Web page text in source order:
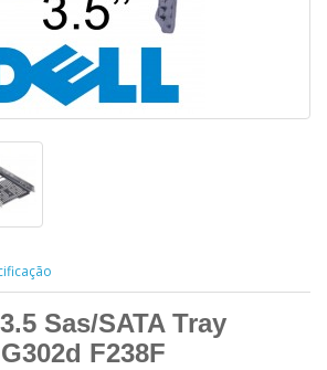
Sas/SATA Tray
F238F